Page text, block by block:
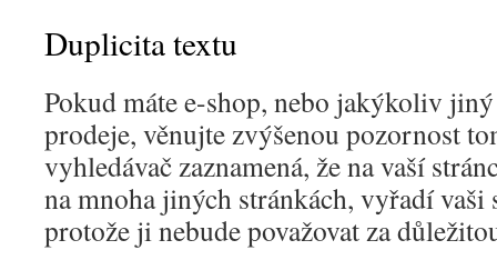
Duplicita textu
Pokud máte e-shop, nebo jakýkoliv
prodeje, věnujte zvýšenou pozornost
vyhledávač zaznamená, že na vaší
na mnoha jiných stránkách, vyřadí vaši
protože ji nebude považovat za